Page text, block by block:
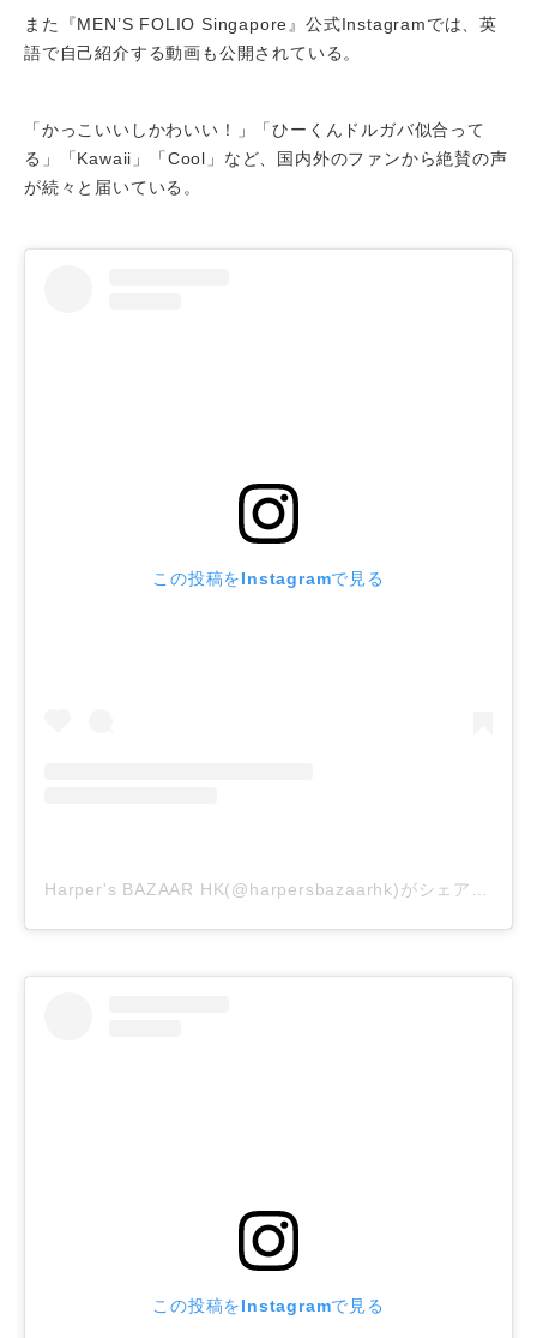
また『MEN’S FOLIO Singapore』公式Instagramでは、英
語で自己紹介する動画も公開されている。
「かっこいいしかわいい！」「ひーくんドルガバ似合って
る」「Kawaii」「Cool」など、国内外のファンから絶賛の声
が続々と届いている。
この投稿をInstagramで見る
Harper's BAZAAR HK(@harpersbazaarhk)がシェアした投稿
この投稿をInstagramで見る